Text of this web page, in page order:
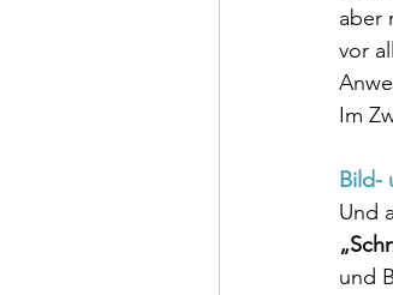
aber
vor
Im
Bild-
Und
und